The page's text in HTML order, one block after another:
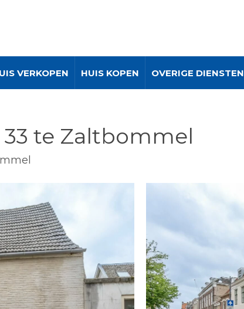
VERKOPEN HUIS KOPEN OVERIGE DIENSTEN
te Zaltbommel